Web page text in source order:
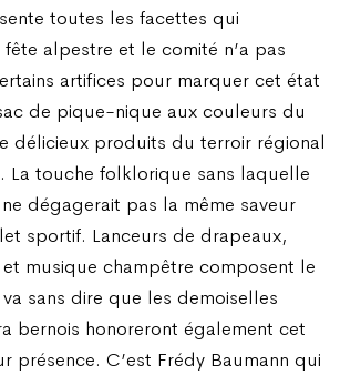
toutes les facettes qui
alpestre et le comité n’a pas
artifices pour marquer cet état
de pique-nique aux couleurs du
délicieux produits du terroir régional
La touche folklorique sans laquelle
dégagerait pas la même saveur
sportif. Lanceurs de drapeaux,
musique champêtre composent le
sans dire que les demoiselles
bernois honoreront également cet
présence. C’est Frédy Baumann qui